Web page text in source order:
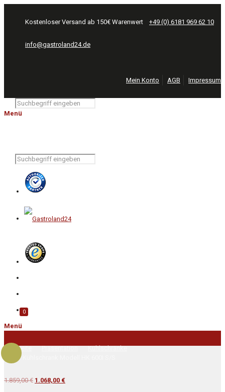
Kostenloser Versand ab 150€ Warenwert +49 (0) 6181 969 62 10
info@gastroland24.de
Mein Konto AGB Impressum
Menü
0
Menü
Startseite Präsentation
Kühlschränke
SARO Kühlschrank Modell HK 600I S/S
1.859,00€ Ursprünglicher
1.068,00 €Aktueller